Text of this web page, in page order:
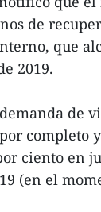
de
que
2019.
de
completo
ciento en
(en el